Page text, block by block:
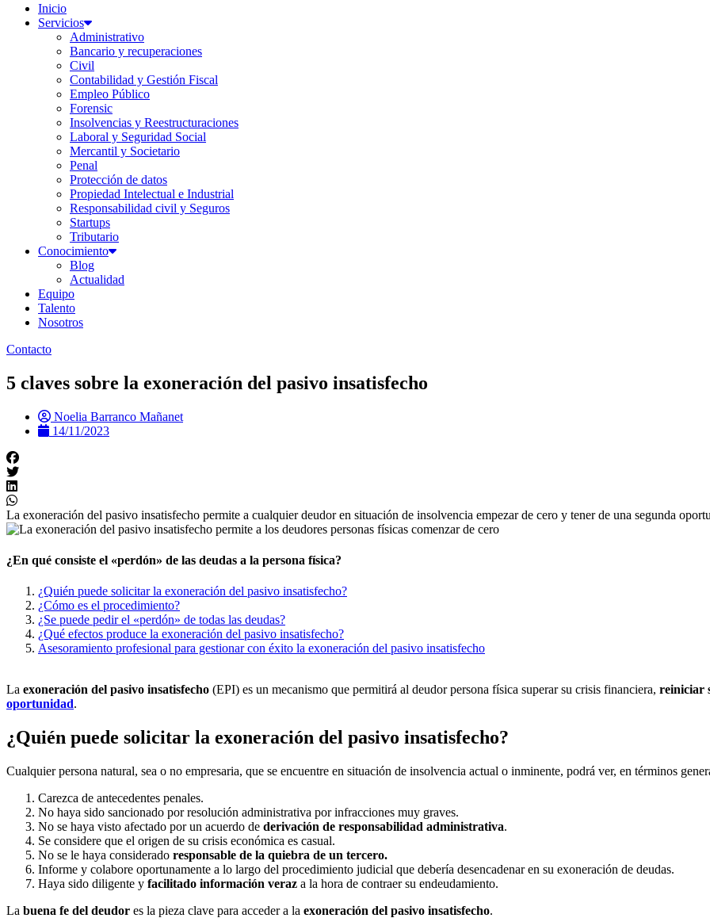
Inicio
Servicios
Administrativo
Bancario y recuperaciones
Civil
Contabilidad y Gestión Fiscal
Empleo Público
Forensic
Insolvencias y Reestructuraciones
Laboral y Seguridad Social
Mercantil y Societario
Penal
Protección de datos
Propiedad Intelectual e Industrial
Responsabilidad civil y Seguros
Startups
Tributario
Conocimiento
Blog
Actualidad
Equipo
Talento
Nosotros
Contacto
5 claves sobre la exoneración del pasivo insatisfecho
Noelia Barranco Mañanet
14/11/2023
La exoneración del pasivo insatisfecho permite a cualquier deudor en situación de insolvencia empezar de cero y tener de una segunda
¿En qué consiste el «perdón» de las deudas a la persona física?
¿Quién puede solicitar la exoneración del pasivo insatisfecho?
¿Cómo es el procedimiento?
¿Se puede pedir el «perdón» de todas las deudas?
¿Qué efectos produce la exoneración del pasivo insatisfecho?
Asesoramiento profesional para gestionar con éxito la exoneración del pasivo insatisfecho
La exoneración del pasivo insatisfecho (EPI) es un mecanismo que permitirá al deudor persona física superar su crisis financiera, reiniciar
oportunidad.
¿Quién puede solicitar la exoneración del pasivo insatisfecho?
Cualquier persona natural, sea o no empresaria, que se encuentre en situación de insolvencia actual o inminente, podrá ver, en términos
Carezca de antecedentes penales.
No haya sido sancionado por resolución administrativa por infracciones muy graves.
No se haya visto afectado por un acuerdo de derivación de responsabilidad administrativa.
Se considere que el origen de su crisis económica es casual.
No se le haya considerado responsable de la quiebra de un tercero.
Informe y colabore oportunamente a lo largo del procedimiento judicial que debería desencadenar en su exoneración de deudas.
Haya sido diligente y facilitado información veraz a la hora de contraer su endeudamiento.
La buena fe del deudor es la pieza clave para acceder a la exoneración del pasivo insatisfecho.